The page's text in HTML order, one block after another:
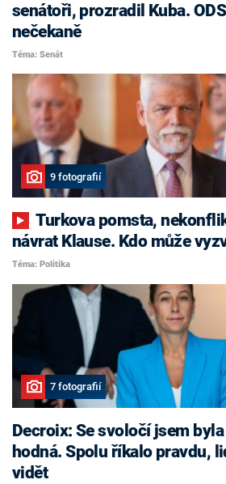
senátoři, prozradil Kuba.
nečekaně
Téma: Senát
9 fotografií
Turkova pomsta, nekonfliktní Havlíček i
návrat Klause. Kdo může
Téma: Politika
7 fotografií
Decroix: Se svoločí jsem
hodná. Spolu říkalo pravdu,
vidět